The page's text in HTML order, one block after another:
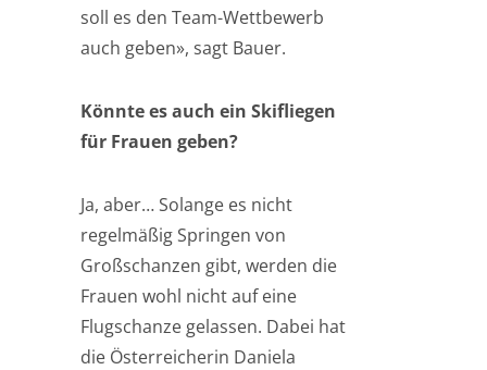
soll es den Team-Wettbewerb
auch geben», sagt Bauer.
Könnte es auch ein Skifliegen
für Frauen geben?
Ja, aber… Solange es nicht
regelmäßig Springen von
Großschanzen gibt, werden die
Frauen wohl nicht auf eine
Flugschanze gelassen. Dabei hat
die Österreicherin Daniela